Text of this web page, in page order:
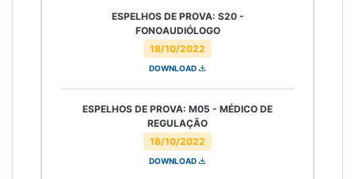
18/10/2022
ESPELHOS DE PROVA: S20 -
FONOAUDIÓLOGO
DOWNLOAD
18/10/2022
ESPELHOS DE PROVA: M05 - MÉDICO DE
REGULAÇÃO
DOWNLOAD